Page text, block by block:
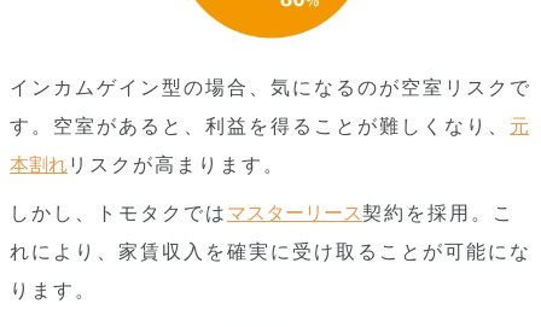
インカムゲイン型の場合、気になるのが空室リスクで
す。空室があると、利益を得ることが難しくなり、 元
本割れリスクが高まります。
しかし、トモタクでは マスターリース契約を採用。こ
れにより、家賃収入を確実に受け取ることが可能にな
ります。